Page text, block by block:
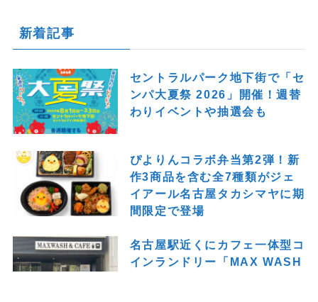
新着記事
セントラルパーク地下街で「セ
ンパ大夏祭 2026」開催！週替
わりイベントや抽選会も
ぴよりんコラボ弁当第2弾！新
作3商品を含む全7種類がジェ
イアール名古屋タカシマヤに期
間限定で登場
名古屋駅近くにカフェ一体型コ
インランドリー「MAX WASH